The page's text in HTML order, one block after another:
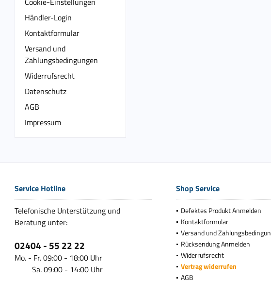
Händler-Login
Kontaktformular
Versand und
Zahlungsbedingungen
Widerrufsrecht
Datenschutz
AGB
Impressum
Service Hotline
Telefonische Unterstützung und
Beratung unter:
02404 - 55 22 22
Mo. - Fr. 09:00 - 18:00 Uhr
Sa. 09:00 - 14:00 Uhr
Shop Service
Defektes Produkt Anmelden
Kontaktformular
Versand und
Rücksendung Anmelden
Widerrufsrecht
Vertrag widerrufen
AGB